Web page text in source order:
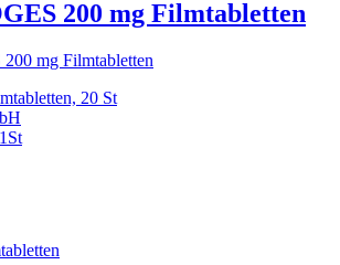
200 mg Filmtabletten
20 St